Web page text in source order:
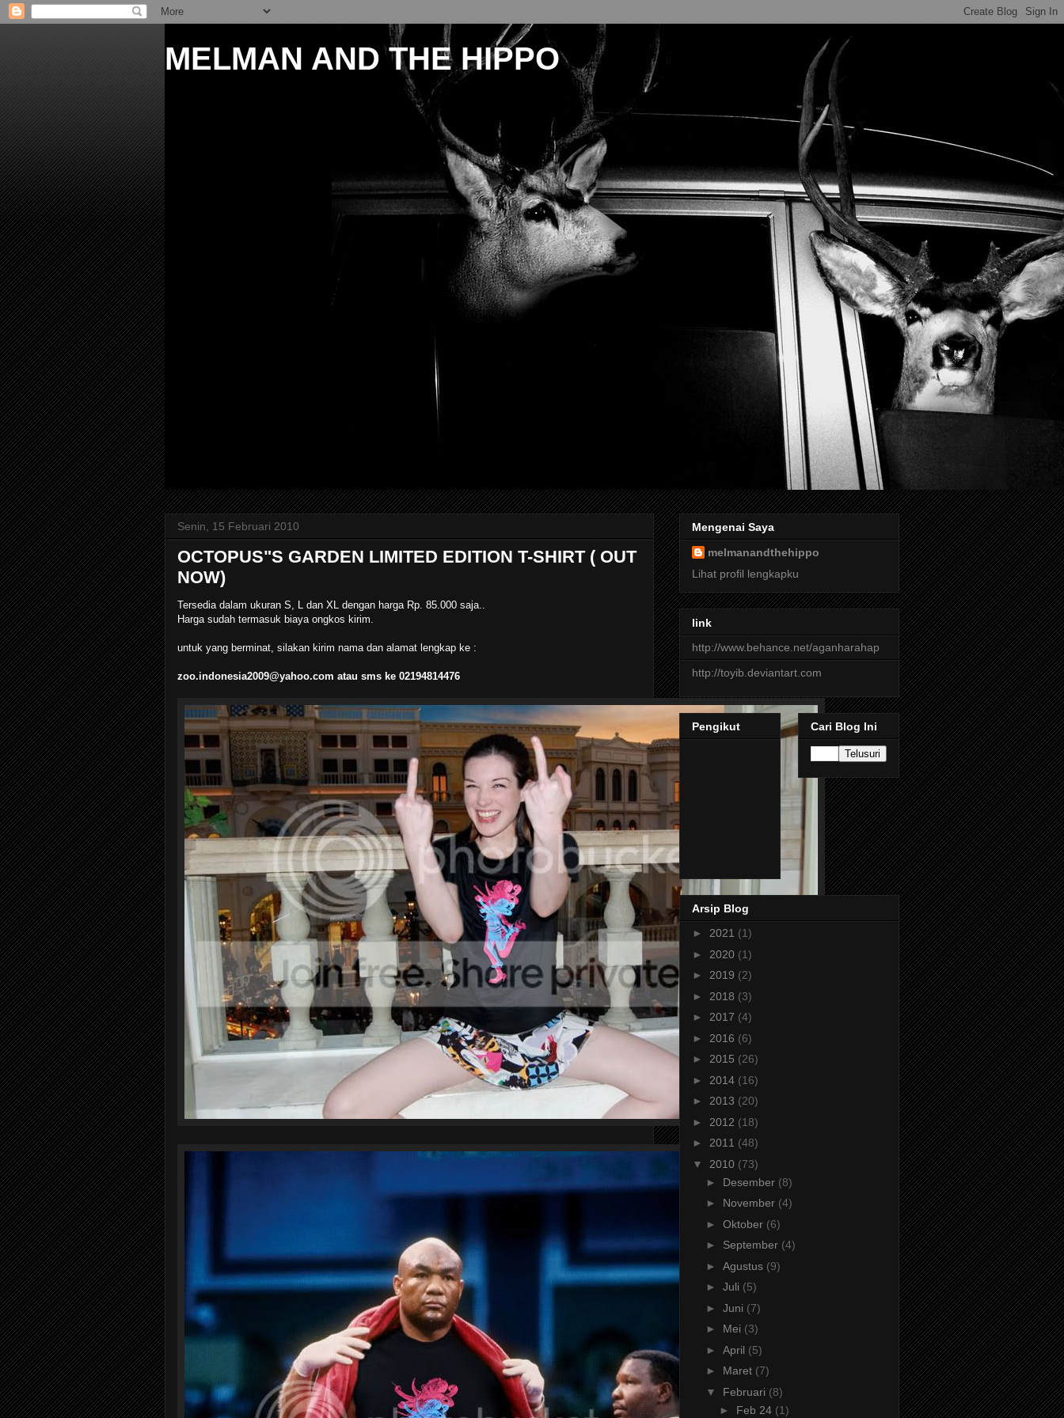
MELMAN AND THE HIPPO
Senin, 15 Februari 2010
OCTOPUS"S GARDEN LIMITED EDITION T-SHIRT ( OUT
NOW)
Tersedia dalam ukuran S, L dan XL dengan harga Rp. 85.000 saja..
Harga sudah termasuk biaya ongkos kirim.
untuk yang berminat, silakan kirim nama dan alamat lengkap ke :
zoo.indonesia2009@yahoo.com atau sms ke 02194814476
Mengenai Saya
melmanandthehippo
Lihat profil lengkapku
link
http://www.behance.net/aganharahap
http://toyib.deviantart.com
Pengikut Cari Blog Ini
Arsip Blog
► 2021 (1)
► 2020 (1)
► 2019 (2)
► 2018 (3)
► 2017 (4)
► 2016 (6)
► 2015 (26)
► 2014 (16)
► 2013 (20)
► 2012 (18)
► 2011 (48)
▼ 2010 (73)
► Desember (8)
► November (4)
► Oktober (6)
► September (4)
► Agustus (9)
► Juli (5)
► Juni (7)
► Mei (3)
► April (5)
► Maret (7)
▼ Februari (8)
► Feb 24 (1)